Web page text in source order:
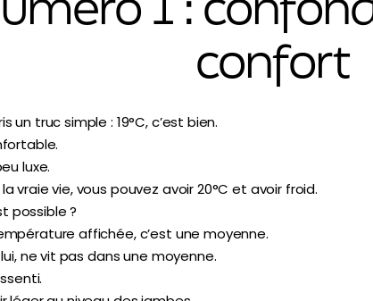
confort
un truc simple : 19°C, c’est bien.
luxe.
vraie vie, vous pouvez avoir 20°C et avoir froid.
possible ?
affichée, c’est une moyenne.
ne vit pas dans une moyenne.